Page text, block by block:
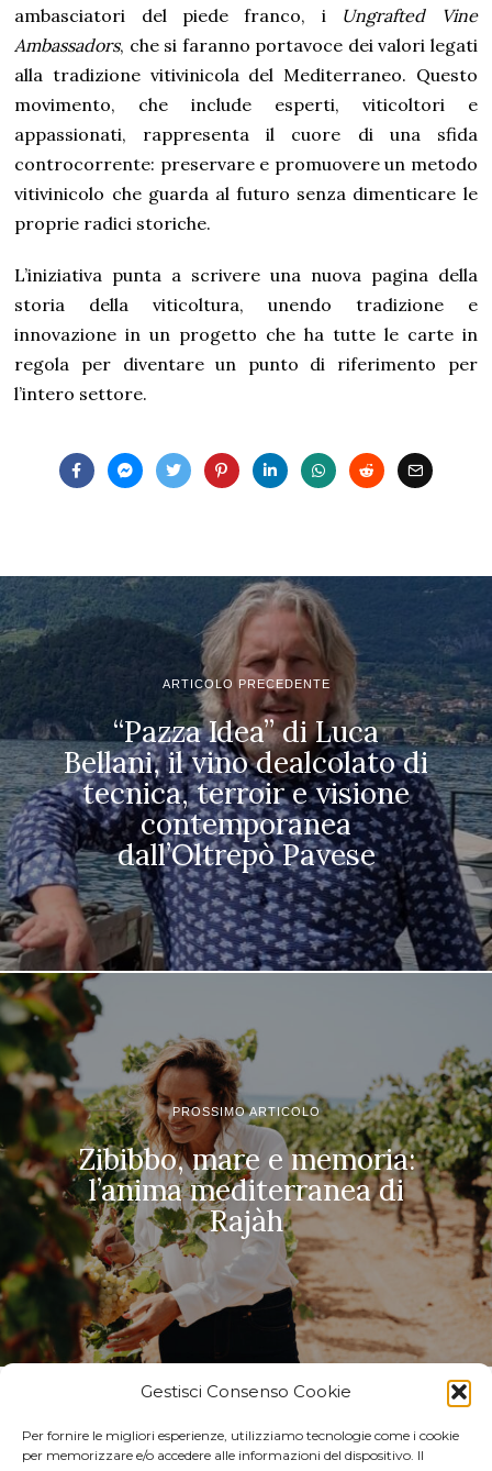
Gestisci Consenso Cookie
Per fornire le migliori esperienze, utilizziamo tecnologie come i cookie
per memorizzare e/o accedere alle informazioni del dispositivo. Il
ambasciatori del piede franco, i Ungrafted Vine
Ambassadors, che si faranno portavoce dei valori legati
alla tradizione vitivinicola del Mediterraneo. Questo
movimento, che include esperti, viticoltori e
appassionati, rappresenta il cuore di una sfida
controcorrente: preservare e promuovere un metodo
vitivinicolo che guarda al futuro senza dimenticare le
proprie radici storiche.
L’iniziativa punta a scrivere una nuova pagina della
storia della viticoltura, unendo tradizione e
innovazione in un progetto che ha tutte le carte in
regola per diventare un punto di riferimento per
l’intero settore.
Monserrato 1973, il
ARTICOLO PRECEDENTE
“Pazza Idea” di Luca
Bellani, il vino dealcolato di
tecnica, terroir e visione
contemporanea
dall’Oltrepò Pavese
PROSSIMO ARTICOLO
Zibibbo, mare e memoria:
l’anima mediterranea di
Rajàh